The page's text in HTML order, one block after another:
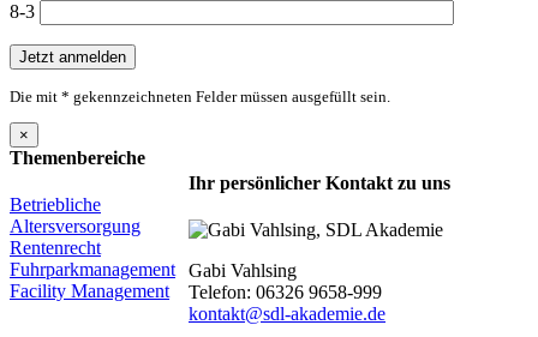
8-3
Die mit * gekennzeichneten Felder müssen ausgefüllt sein.
×
Ihr persönlicher Kontakt zu uns
Gabi Vahlsing
Telefon: 06326 9658-999
kontakt@sdl-akademie.de
Themenbereiche
Betriebliche
Altersversorgung
Rentenrecht
Fuhrparkmanagement
Facility Management